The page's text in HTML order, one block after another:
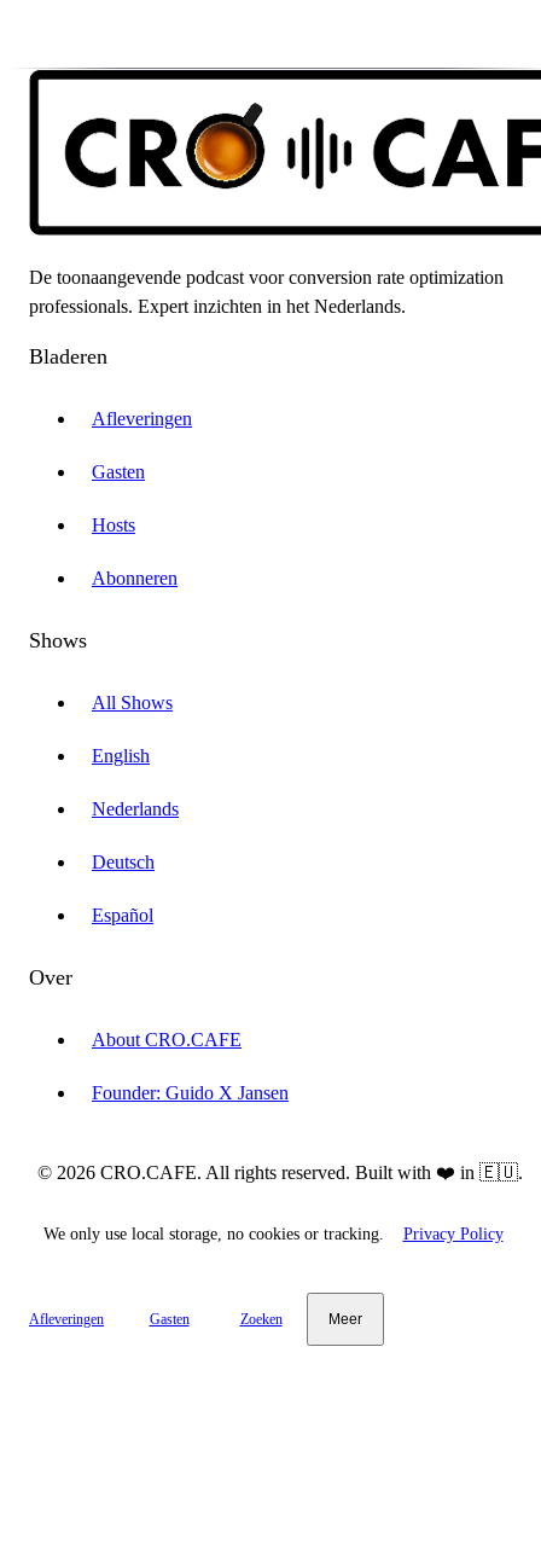
De toonaangevende podcast voor conversion rate optimization
professionals. Expert inzichten in het Nederlands.
Bladeren
Afleveringen
Gasten
Hosts
Abonneren
Shows
All Shows
English
Nederlands
Deutsch
Español
Over
About CRO.CAFE
Founder: Guido X Jansen
© 2026 CRO.CAFE. All rights reserved. Built with ❤️ in 🇪🇺.
We only use local storage, no cookies or tracking. Privacy Policy
Afleveringen Gasten Zoeken Meer